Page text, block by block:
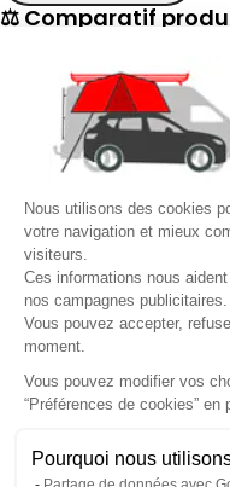
Nous utilisons des cookies
votre navigation et mieux
visiteurs.
Ces informations nous
nos campagnes publicitaires.
Vous pouvez accepter,
moment.
Vous pouvez modifier vos
“Préférences de cookies” en
Pourquoi nous
Gérer mes cookies
Une question ? Nous
⚖ Comparatif
📋 Fiche technique
Demander un
Nos conseillers vous
17h30.
Nom*